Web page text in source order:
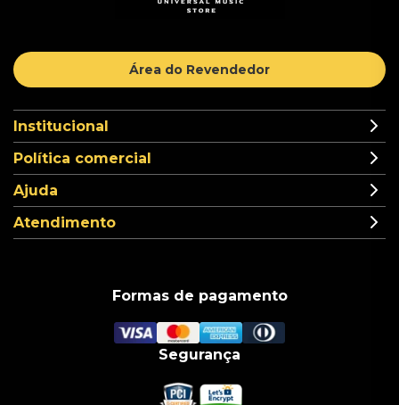
Área do Revendedor
Institucional
Política comercial
Ajuda
Atendimento
Formas de pagamento
Segurança